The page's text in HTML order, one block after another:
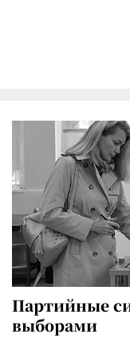
Партийные
выборами